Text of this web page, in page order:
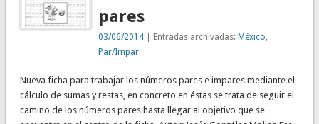
pares
03/06/2014 | Entradas archivadas:México
Par/Impar
Nueva ficha para trabajar los números pares e impares mediante el
cálculo de sumas y restas, en concreto en éstas se trata de seguir el
camino de los números pares hasta llegar al objetivo que se